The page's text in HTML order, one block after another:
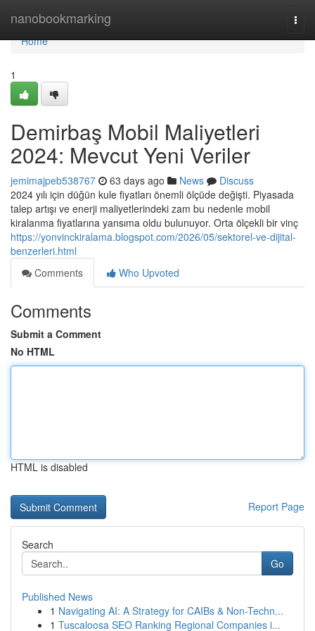
nanobookmarking
Home
Home
1
Demirbaş Mobil Maliyetleri
2024: Mevcut Yeni Veriler
jemimajpeb538767 63 days ago News
Discuss
2024 yılı için düğün kule fiyatları önemli ölçüde değişti. Piyasada
talep artışı ve enerji maliyetlerindeki zam bu nedenle mobil
kiralanma fiyatlarına yansıma oldu bulunuyor. Orta ölçekli bir vinç
https://yonvinckiralama.blogspot.com/2026/05/sektorel-ve-dijital-
benzerleri.html
Comments
Who Upvoted
Comments
Submit a Comment
No HTML
HTML is disabled
Report Page
Search
Go
Published News
1 Navigating AI: A Strategy for CAIBs & Non-Techn...
1 Tuscaloosa SEO Ranking Regional Companies i...